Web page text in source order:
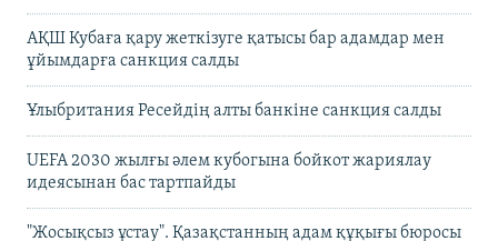
АҚШ Кубаға қару жеткізуге қатысы бар адамдар мен
ұйымдарға санкция салды
Ұлыбритания Ресейдің алты банкіне санкция салды
UEFA 2030 жылғы әлем кубогына бойкот жариялау
идеясынан бас тартпайды
"Жосықсыз ұстау". Қазақстанның адам құқығы бюросы